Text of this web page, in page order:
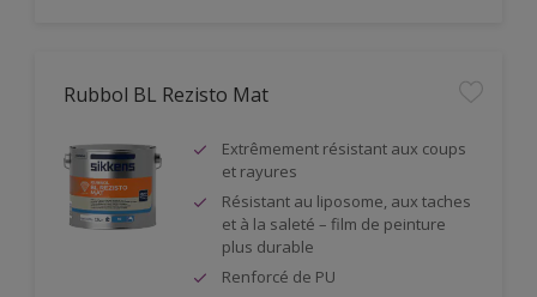
Rubbol BL Rezisto Mat
Extrêmement résistant aux coups
et rayures
Résistant au liposome, aux taches
et à la saleté – film de peinture
plus durable
Renforcé de PU